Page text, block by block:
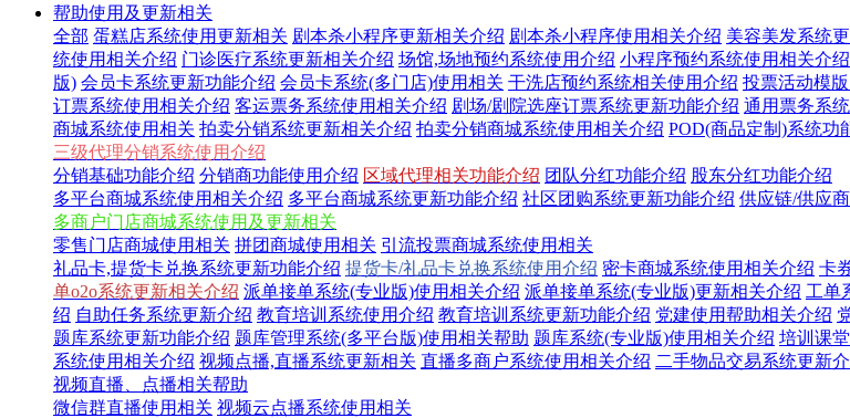
帮助使用及更新相关
全部 蛋糕店系统使用更新相关 剧本杀小程序更新相关介绍 剧本杀小程序使用相关介绍 美容美发系统
统使用相关介绍 门诊医疗系统更新相关介绍 场馆,场地预约系统使用介绍 小程序预约系统使用相关介绍
版) 会员卡系统更新功能介绍 会员卡系统(多门店)使用相关 干洗店预约系统相关使用介绍 投票活动模
订票系统使用相关介绍 客运票务系统使用相关介绍 剧场/剧院选座订票系统更新功能介绍 通用票务系
商城系统使用相关 拍卖分销系统更新相关介绍 拍卖分销商城系统使用相关介绍 POD(商品定制)系统功
三级代理分销系统使用介绍
分销基础功能介绍 分销商功能使用介绍 区域代理相关功能介绍 团队分红功能介绍 股东分红功能介绍
多平台商城系统使用相关介绍 多平台商城系统更新功能介绍 社区团购系统更新功能介绍 供应链/供应
多商户门店商城系统使用及更新相关
零售门店商城使用相关 拼团商城使用相关 引流投票商城系统使用相关
礼品卡,提货卡兑换系统更新功能介绍 提货卡/礼品卡兑换系统使用介绍 密卡商城系统使用相关介绍 卡
单o2o系统更新相关介绍 派单接单系统(专业版)使用相关介绍 派单接单系统(专业版)更新相关介绍 工单
绍 自助任务系统更新介绍 教育培训系统使用介绍 教育培训系统更新功能介绍 党建使用帮助相关介绍
题库系统更新功能介绍 题库管理系统(多平台版)使用相关帮助 题库系统(专业版)使用相关介绍 培训课
系统使用相关介绍 视频点播,直播系统更新相关 直播多商户系统使用相关介绍 二手物品交易系统更新
视频直播、点播相关帮助
微信群直播使用相关 视频云点播系统使用相关